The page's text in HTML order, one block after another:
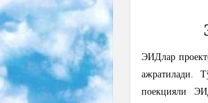
ЭИДлар
ажратилади.
поекцияли